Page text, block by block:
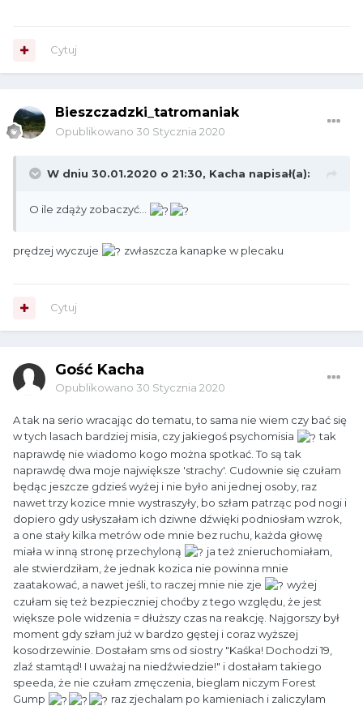
Cytuj
Bieszczadzki_tatromaniak
Opublikowano 30 Stycznia 2020
W dniu 30.01.2020 o 21:30, Kacha napisał(a):
O ile zdąży zobaczyć...
prędzej wyczuje zwłaszcza kanapke w plecaku
Cytuj
Gość Kacha
Opublikowano 30 Stycznia 2020
A tak na serio wracając do tematu, to sama nie wiem czy bać się
w tych lasach bardziej misia, czy jakiegoś psychomisia
tak
naprawdę nie wiadomo kogo można spotkać. To są tak
naprawdę dwa moje największe 'strachy'. Cudownie się czułam
będąc jeszcze gdzieś wyżej i nie było ani jednej osoby, raz
nawet trzy kozice mnie wystraszyły, bo szłam patrząc pod nogi i
dopiero gdy usłyszałam ich dziwne dźwięki podniosłam wzrok,
a one stały kilka metrów ode mnie bez ruchu, każda głowę
miała w inną stronę przechyloną
ja też znieruchomiałam,
ale stwierdziłam, że jednak kozica nie powinna mnie
zaatakować, a nawet jeśli, to raczej mnie nie zje
wyżej
czułam się też bezpieczniej choćby z tego względu, że jest
większe pole widzenia = dłuższy czas na reakcję. Najgorszy był
moment gdy szłam już w bardzo gęstej i coraz wyższej
kosodrzewinie. Dostałam sms od siostry "Kaśka! Dochodzi 19,
zlaź stamtąd! I uważaj na niedźwiedzie!" i dostałam takiego
speeda, że nie czułam zmęczenia, bieglam niczym Forest
Gump
raz zjechalam po kamieniach i zaliczylam